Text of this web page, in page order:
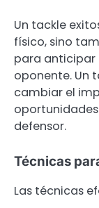
Un tackle
físico, sino
para anticipar
oponente. Un
cambiar el
defensor.
Técnicas
Las técnicas